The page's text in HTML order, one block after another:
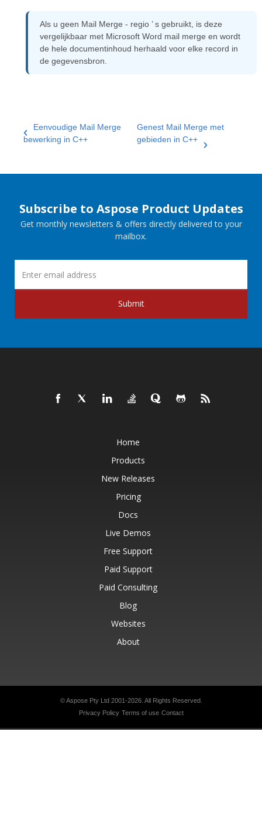
Als u geen Mail Merge - regio ’ s gebruikt, is deze
vergelijkbaar met Microsoft Word mail merge en wordt
de hele documentinhoud herhaald voor elke record in
de gegevensbron.
Eenvoudige Mail Merge
bewerking in C++
Genest Mail Merge met
gebieden in C++
Subscribe to Aspose Product Updates
Get monthly newsletters & offers directly delivered to your
mailbox.
Submit
Home
Products
New Releases
Pricing
Docs
Live Demos
Free Support
Paid Support
Paid Consulting
Blog
Websites
About
© Aspose Pty Ltd 2001-2026. All Rights Reserved.
Privacy Policy Terms of use Contact